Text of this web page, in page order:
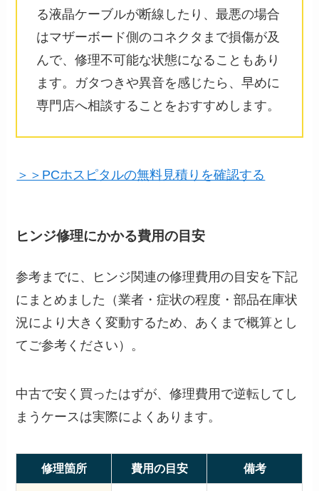
る液晶ケーブルが断線したり、最悪の場合
はマザーボード側のコネクタまで損傷が及
んで、修理不可能な状態になることもあり
ます。ガタつきや異音を感じたら、早めに
専門店へ相談することをおすすめします。
＞＞PCホスピタルの無料見積りを確認する
ヒンジ修理にかかる費用の目安
参考までに、ヒンジ関連の修理費用の目安を下記
にまとめました（業者・症状の程度・部品在庫状
況により大きく変動するため、あくまで概算とし
てご参考ください）。
中古で安く買ったはずが、修理費用で逆転してし
まうケースは実際によくあります。
修理箇所 費用の目安 備考